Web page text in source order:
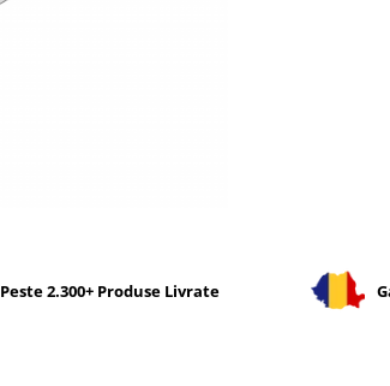
Peste 2.300+ Produse Livrate